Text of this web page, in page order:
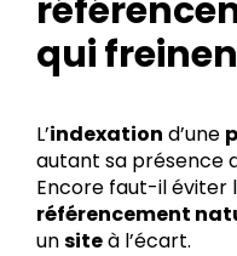
qui
L’indexation d’une
autant sa présence
Encore faut-il éviter
référencement
unsiteà l’écart.